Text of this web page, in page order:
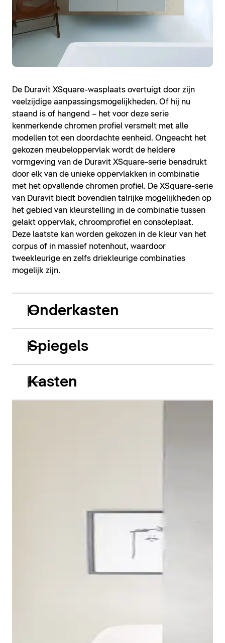
De Duravit XSquare-wasplaats overtuigt door zijn
veelzijdige aanpassingsmogelijkheden. Of hij nu
staand is of hangend – het voor deze serie
kenmerkende chromen profiel versmelt met alle
modellen tot een doordachte eenheid. Ongeacht het
gekozen meubeloppervlak wordt de heldere
vormgeving van de Duravit XSquare-serie benadrukt
door elk van de unieke oppervlakken in combinatie
met het opvallende chromen profiel. De XSquare-serie
van Duravit biedt bovendien talrijke mogelijkheden op
het gebied van kleurstelling in de combinatie tussen
gelakt oppervlak, chroomprofiel en consoleplaat.
Deze laatste kan worden gekozen in de kleur van het
corpus of in massief notenhout, waardoor
tweekleurige en zelfs driekleurige combinaties
mogelijk zijn.
Onderkasten
Spiegels
Kasten